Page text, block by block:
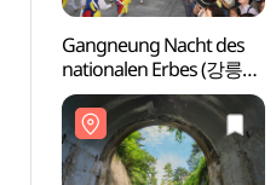
Gangneung Nacht des
nationalen Erbes (강릉
국가유산 야행)